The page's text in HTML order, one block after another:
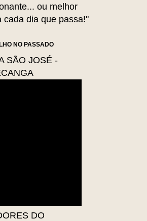
ou melhor
cada dia que passa!"
NO PASSADO
SÃO JOSÉ -
DO